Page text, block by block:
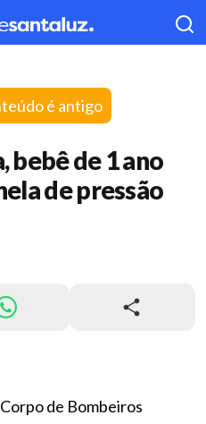
é antigo
bebê de 1 ano
de pressão
de Bombeiros